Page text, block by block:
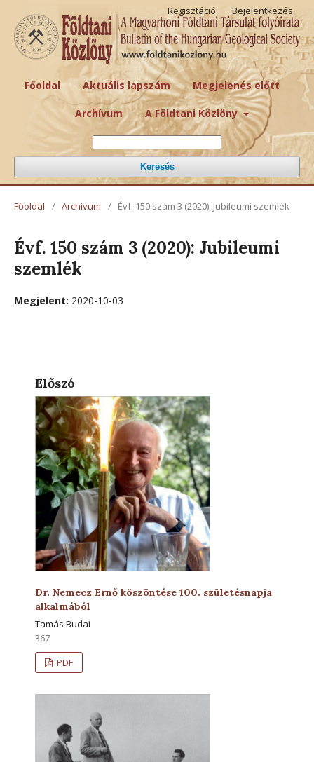
Főoldal Aktuális lapszám Megjelenés előtt
Archívum A Földtani Közlöny
Keresés
Regisztáció Bejelentkezés
Főoldal / Archívum / Évf. 150 szám 3 (2020): Jubileumi szemlék
Évf. 150 szám 3 (2020): Jubileumi
szemlék
Megjelent: 2020-10-03
Előszó
Dr. Nemecz Ernő köszöntése 100. születésnapja
alkalmából
Tamás Budai
367
PDF